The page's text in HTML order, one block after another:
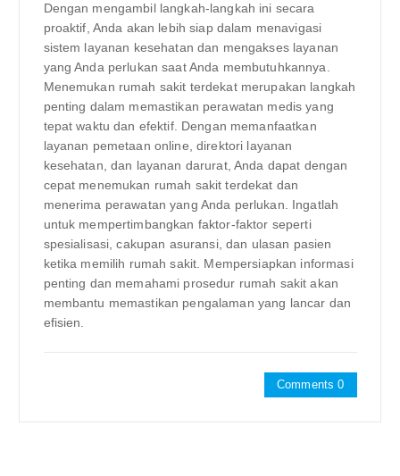
Dengan mengambil langkah-langkah ini secara
proaktif, Anda akan lebih siap dalam menavigasi
sistem layanan kesehatan dan mengakses layanan
yang Anda perlukan saat Anda membutuhkannya.
Menemukan rumah sakit terdekat merupakan langkah
penting dalam memastikan perawatan medis yang
tepat waktu dan efektif. Dengan memanfaatkan
layanan pemetaan online, direktori layanan
kesehatan, dan layanan darurat, Anda dapat dengan
cepat menemukan rumah sakit terdekat dan
menerima perawatan yang Anda perlukan. Ingatlah
untuk mempertimbangkan faktor-faktor seperti
spesialisasi, cakupan asuransi, dan ulasan pasien
ketika memilih rumah sakit. Mempersiapkan informasi
penting dan memahami prosedur rumah sakit akan
membantu memastikan pengalaman yang lancar dan
efisien.
Comments 0